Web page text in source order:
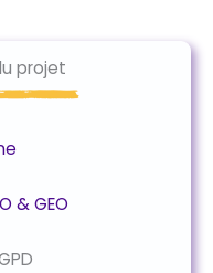
projet
& GEO